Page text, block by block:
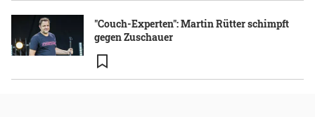
"Couch-Experten": Martin Rütter schimpft
gegen Zuschauer